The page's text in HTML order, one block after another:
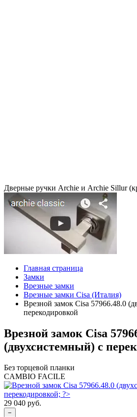
Дверные ручки Archie и Archie Sillur
Главная страница
Замки
Врезные замки
Врезные замки Cisa (Италия)
Врезной замок Cisa 57966.48.0
перекодировкой
Врезной замок Cisa
(двухсистемный) с
Без торцевой планки
CAMBIO FACILE
29 040 руб.
−